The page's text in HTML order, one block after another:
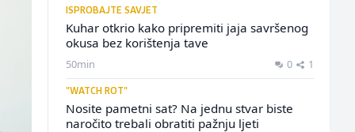
ISPROBAJTE SAVJET
Kuhar otkrio kako pripremiti jaja savršenog
okusa bez korištenja tave
50min 0 1
"WATCH ROT"
Nosite pametni sat? Na jednu stvar biste
naročito trebali obratiti pažnju ljeti